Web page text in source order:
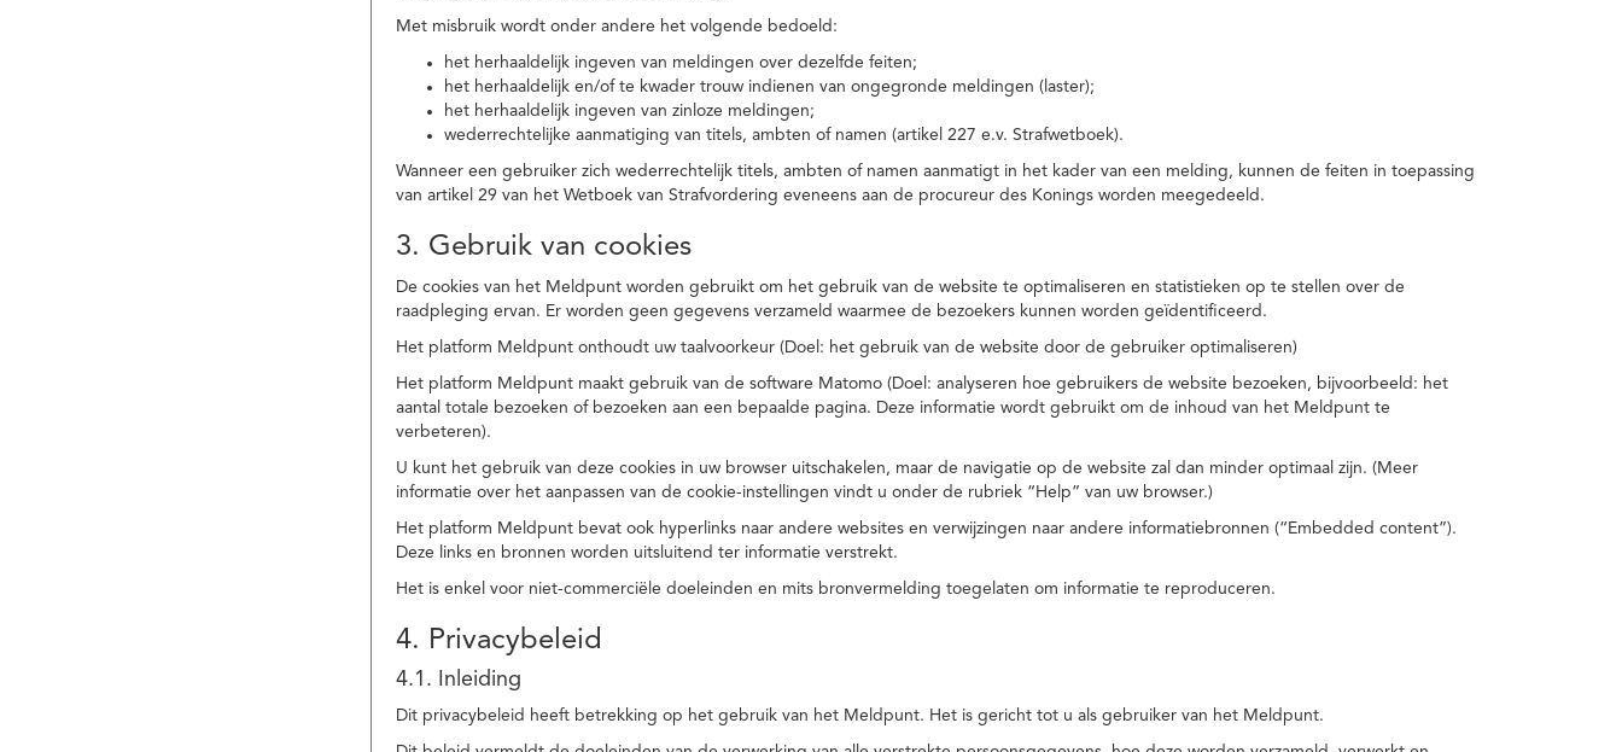
Met misbruik wordt onder andere het volgende bedoeld:
het herhaaldelijk ingeven van meldingen over dezelfde feiten;
het herhaaldelijk en/of te kwader trouw indienen van ongegronde meldingen (laster);
het herhaaldelijk ingeven van zinloze meldingen;
wederrechtelijke aanmatiging van titels, ambten of namen (artikel 227 e.v. Strafwetboek).
Wanneer een gebruiker zich wederrechtelijk titels, ambten of namen aanmatigt in het kader van een melding, kunnen de feiten in toepassing
van artikel 29 van het Wetboek van Strafvordering eveneens aan de procureur des Konings worden meegedeeld.
3. Gebruik van cookies
De cookies van het Meldpunt worden gebruikt om het gebruik van de website te optimaliseren en statistieken op te stellen over de
raadpleging ervan. Er worden geen gegevens verzameld waarmee de bezoekers kunnen worden geïdentificeerd.
Het platform Meldpunt onthoudt uw taalvoorkeur (Doel: het gebruik van de website door de gebruiker optimaliseren)
Het platform Meldpunt maakt gebruik van de software Matomo (Doel: analyseren hoe gebruikers de website bezoeken, bijvoorbeeld: het
aantal totale bezoeken of bezoeken aan een bepaalde pagina. Deze informatie wordt gebruikt om de inhoud van het Meldpunt te
verbeteren).
U kunt het gebruik van deze cookies in uw browser uitschakelen, maar de navigatie op de website zal dan minder optimaal zijn. (Meer
informatie over het aanpassen van de cookie-instellingen vindt u onder de rubriek “Help” van uw browser.)
Het platform Meldpunt bevat ook hyperlinks naar andere websites en verwijzingen naar andere informatiebronnen (“Embedded content”).
Deze links en bronnen worden uitsluitend ter informatie verstrekt.
Het is enkel voor niet-commerciële doeleinden en mits bronvermelding toegelaten om informatie te reproduceren.
4. Privacybeleid
4.1. Inleiding
Dit privacybeleid heeft betrekking op het gebruik van het Meldpunt. Het is gericht tot u als gebruiker van het Meldpunt.